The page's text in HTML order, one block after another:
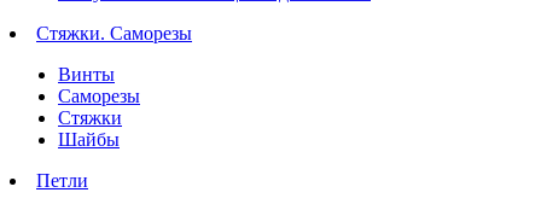
Стяжки. Саморезы
Винты
Саморезы
Стяжки
Шайбы
Петли